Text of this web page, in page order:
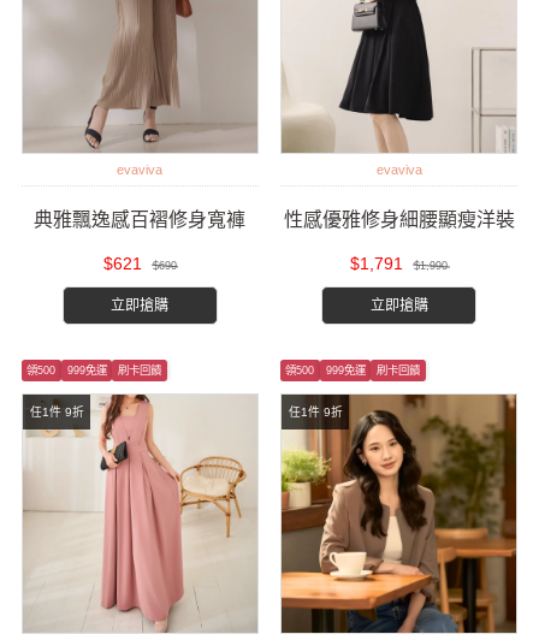
evaviva
典雅飄逸感百褶修身寬褲
$621 $690
立即搶購
evaviva
性感優雅修身細腰顯瘦洋裝
$1,791 $1,990
立即搶購
任1件 9折
領500 999免運 刷卡回饋
任1件 9折
領500 999免運 刷卡回饋